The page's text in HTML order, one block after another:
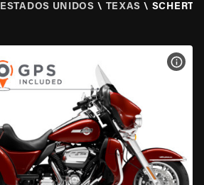
ESTADOS UNIDOS \ TEXAS \
VER